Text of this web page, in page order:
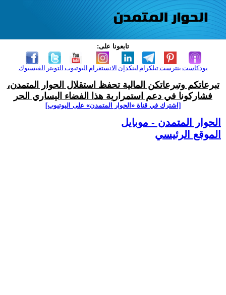
تابعونا على:
الفيسبوك التويتر اليوتيوب الانستغرام لينكدإن تيلكرامبنترست بودكاست
تبرعاتكم وتبرعاتكن المالية تحفظ استقلال الحوار المتمدن،
فشاركونا في دعم استمرارية هذا الفضاء اليساري الحر
[اشترك في قناة ‫«الحوار المتمدن» على اليوتيوب]
الحوار المتمدن - موبايل
الموقع الرئيسي